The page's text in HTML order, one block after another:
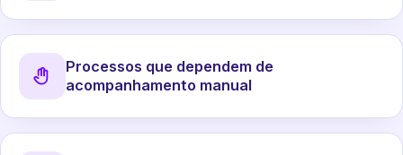
Processos que dependem de
acompanhamento manual